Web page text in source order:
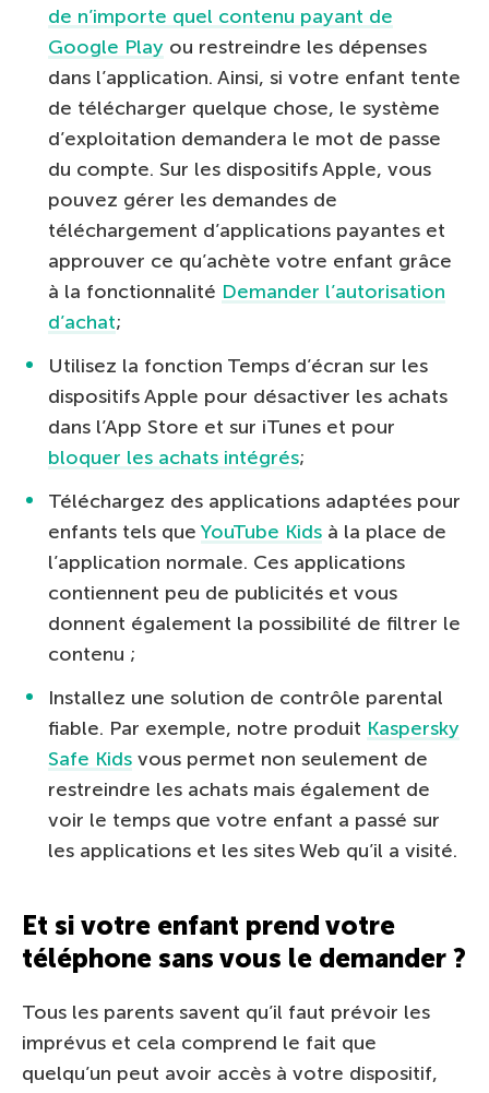
de n’importe quel contenu payant de
Google Play ou restreindre les dépenses
dans l’application. Ainsi, si votre enfant tente
de télécharger quelque chose, le système
d’exploitation demandera le mot de passe
du compte. Sur les dispositifs Apple, vous
pouvez gérer les demandes de
téléchargement d’applications payantes et
approuver ce qu’achète votre enfant grâce
à la fonctionnalité Demander l’autorisation
d’achat;
Utilisez la fonction Temps d’écran sur les
dispositifs Apple pour désactiver les achats
dans l’App Store et sur iTunes et pour
bloquer les achats intégrés;
Téléchargez des applications adaptées pour
enfants tels que YouTube Kids à la place de
l’application normale. Ces applications
contiennent peu de publicités et vous
donnent également la possibilité de filtrer le
contenu ;
Installez une solution de contrôle parental
fiable. Par exemple, notre produit Kaspersky
Safe Kids vous permet non seulement de
restreindre les achats mais également de
voir le temps que votre enfant a passé sur
les applications et les sites Web qu’il a visité.
Et si votre enfant prend votre
téléphone sans vous le demander ?
Tous les parents savent qu’il faut prévoir les
imprévus et cela comprend le fait que
quelqu’un peut avoir accès à votre dispositif,